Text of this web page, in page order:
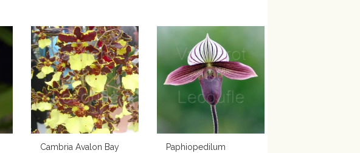
Cambria Avalon Bay
Paphiopedilum